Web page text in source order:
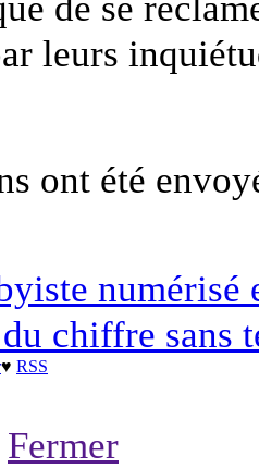
leurs
ont été
numérisé
chiffre sans
♥ RSS
Fermer